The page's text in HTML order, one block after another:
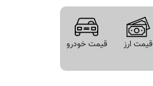
قیمت ارز قیمت خودرو